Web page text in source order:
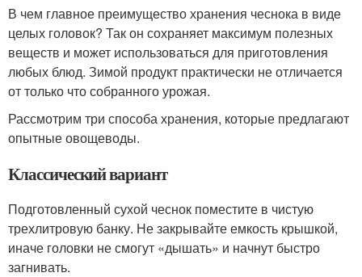
В чем главное преимущество хранения чеснока в виде
целых головок? Так он сохраняет максимум полезных
веществ и может использоваться для приготовления
любых блюд. Зимой продукт практически не отличается
от только что собранного урожая.
Рассмотрим три способа хранения, которые предлагают
опытные овощеводы.
Классический вариант
Подготовленный сухой чеснок поместите в чистую
трехлитровую банку. Не закрывайте емкость крышкой,
иначе головки не смогут «дышать» и начнут быстро
загнивать.